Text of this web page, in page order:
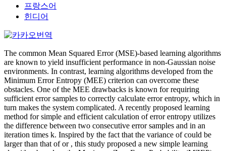
프랑스어
힌디어
The common Mean Squared Error (MSE)-based learning algorithms
are known to yield insufficient performance in non-Gaussian noise
environments. In contrast, learning algorithms developed from the
Minimum Error Entropy (MEE) criterion can overcome these
obstacles. One of the MEE drawbacks is known for requiring
sufficient error samples to correctly calculate error entropy, which in
turn makes the system complicated. A recently proposed learning
method for simple and efficient calculation of error entropy utilizes
the difference between two consecutive error samples and in an
iteration times k. Inspired by the fact that the variance of could be
larger than that of or , this study proposed a new simple learning